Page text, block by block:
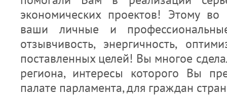
экономических проектов! Этому во
ваши личные и
отзывчивость, энергичность,
поставленных целей! Вы многое
региона, интересы которого Вы
палате парламента, для граждан